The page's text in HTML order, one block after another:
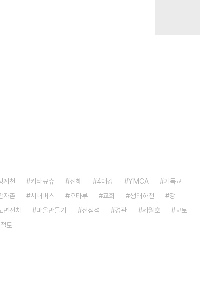
계천 키타큐슈 진해 4대강 YMCA
기독교
자촌 시내버스 오타루 교회 생태하천
강
면전차 마을만들기 전점석 경관 세월호
교토
도